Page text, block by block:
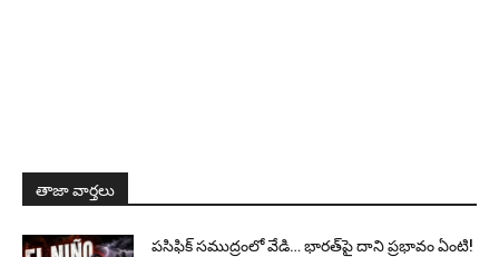
తాజా వార్తలు
పసిఫిక్ సముద్రంలో వేడి… భారత్‌పై దాని ప్రభావం ఏంటి!